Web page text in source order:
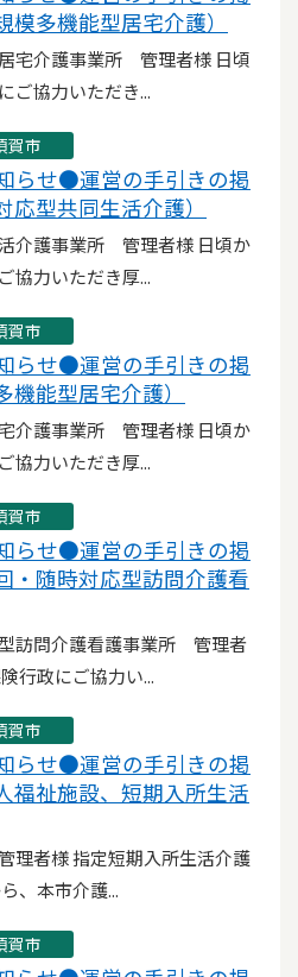
多機能型居宅介護）
宅介護事業所 管理者様 日頃
ご協力いただき...
賀市
らせ●運営の手引きの掲
型共同生活介護）
介護事業所 管理者様 日頃か
協力いただき厚...
賀市
らせ●運営の手引きの掲
能型居宅介護）
介護事業所 管理者様 日頃か
協力いただき厚...
賀市
らせ●運営の手引きの掲
・随時対応型訪問介護看
訪問介護看護事業所 管理者
行政にご協力い...
賀市
らせ●運営の手引きの掲
福祉施設、短期入所生活
者様 指定短期入所生活介護
、本市介護...
賀市